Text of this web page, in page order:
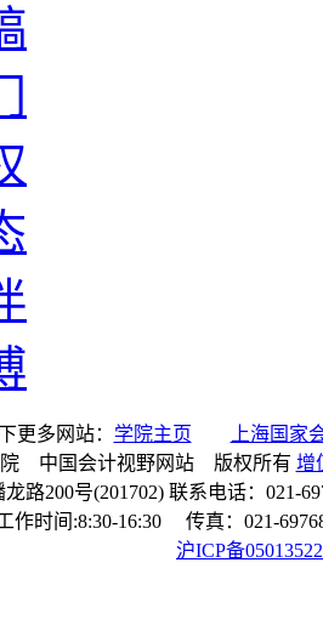
更多网站： 学院主页
上海国家
院 中国会计视野网站 版权所有 增
龙路200号(201702) 联系电话：021-
作时间:8:30-16:30 传真：021-
沪ICP备